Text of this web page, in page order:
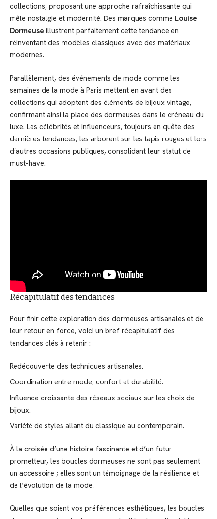
collections, proposant une approche rafraîchissante qui
mêle nostalgie et modernité. Des marques comme Louise
Dormeuse illustrent parfaitement cette tendance en
réinventant des modèles classiques avec des matériaux
modernes.
Parallèlement, des événements de mode comme les
semaines de la mode à Paris mettent en avant des
collections qui adoptent des éléments de bijoux vintage,
confirmant ainsi la place des dormeuses dans le créneau du
luxe. Les célébrités et influenceurs, toujours en quête des
dernières tendances, les arborent sur les tapis rouges et lors
d’autres occasions publiques, consolidant leur statut de
must-have.
Récapitulatif des tendances
Pour finir cette exploration des dormeuses artisanales et de
leur retour en force, voici un bref récapitulatif des
tendances clés à retenir :
Redécouverte des techniques artisanales.
Coordination entre mode, confort et durabilité.
Influence croissante des réseaux sociaux sur les choix de
bijoux.
Variété de styles allant du classique au contemporain.
À la croisée d’une histoire fascinante et d’un futur
prometteur, les boucles dormeuses ne sont pas seulement
un accessoire ; elles sont un témoignage de la résilience et
de l’évolution de la mode.
Quelles que soient vos préférences esthétiques, les boucles